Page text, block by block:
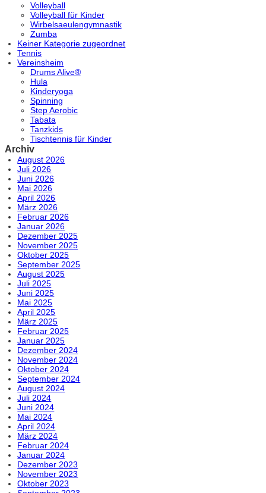
Volleyball
Volleyball für Kinder
Wirbelsaeulengymnastik
Zumba
Keiner Kategorie zugeordnet
Tennis
Vereinsheim
Drums Alive®
Hula
Kinderyoga
Spinning
Step Aerobic
Tabata
Tanzkids
Tischtennis für Kinder
Archiv
August 2026
Juli 2026
Juni 2026
Mai 2026
April 2026
März 2026
Februar 2026
Januar 2026
Dezember 2025
November 2025
Oktober 2025
September 2025
August 2025
Juli 2025
Juni 2025
Mai 2025
April 2025
März 2025
Februar 2025
Januar 2025
Dezember 2024
November 2024
Oktober 2024
September 2024
August 2024
Juli 2024
Juni 2024
Mai 2024
April 2024
März 2024
Februar 2024
Januar 2024
Dezember 2023
November 2023
Oktober 2023